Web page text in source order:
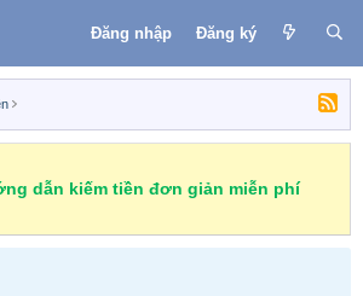
Đăng nhập Đăng ký
dẫn kiếm tiền đơn giản miễn phí